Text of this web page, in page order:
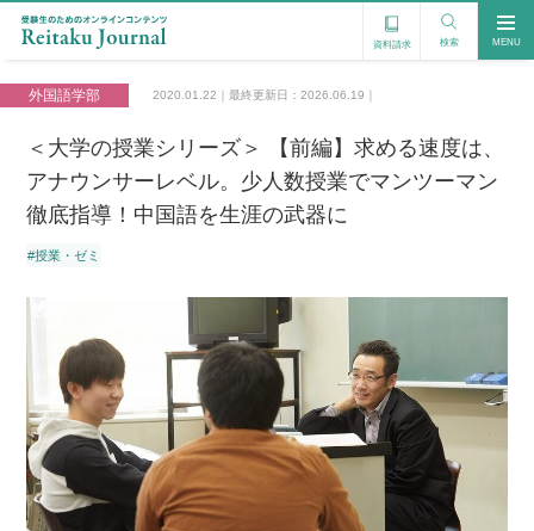
資料請求 検索 MENU
外国語学部 2020.01.22｜最終更新日：2026.06.19｜
＜大学の授業シリーズ＞ 【前編】求める速度は、
アナウンサーレベル。少人数授業でマンツーマン
徹底指導！中国語を生涯の武器に
#授業・ゼミ